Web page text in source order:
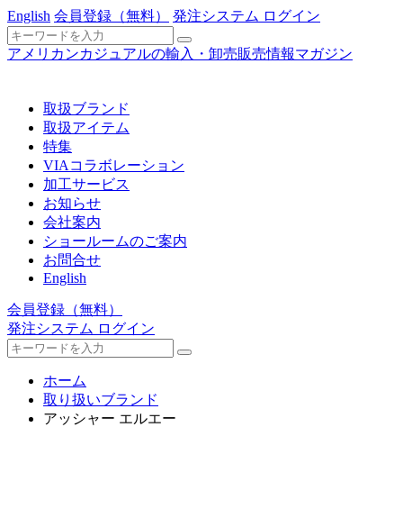
English 会員登録 （無料） 発注システム ログイン
アメリカンカジュアルの輸入・卸売販売情報マガジン
取扱ブランド
取扱アイテム
特集
VIAコラボレーション
加工サービス
お知らせ
会社案内
ショールームのご案内
お問合せ
English
会員登録 （無料）
発注システム ログイン
ホーム
取り扱いブランド
アッシャー エルエー